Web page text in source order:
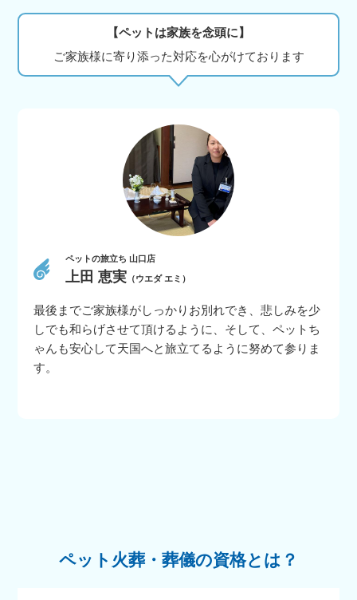
【ペットは家族を念頭に】
ご家族様に寄り添った対応を心がけております
ペットの旅立ち 山口店
上田 恵実 （ウエダ エミ）
最後までご家族様がしっかりお別れでき、悲しみを少
しでも和らげさせて頂けるように、そして、ペットち
ゃんも安心して天国へと旅立てるように努めて参りま
す。
ペット火葬・葬儀の資格とは？